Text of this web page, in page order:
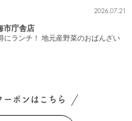
2026.07.21
市庁舎店
にランチ！ 地元産野菜のおばんざい
ーポンはこちら